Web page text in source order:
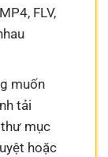
FLV,
muốn
tải
mục
hoặc